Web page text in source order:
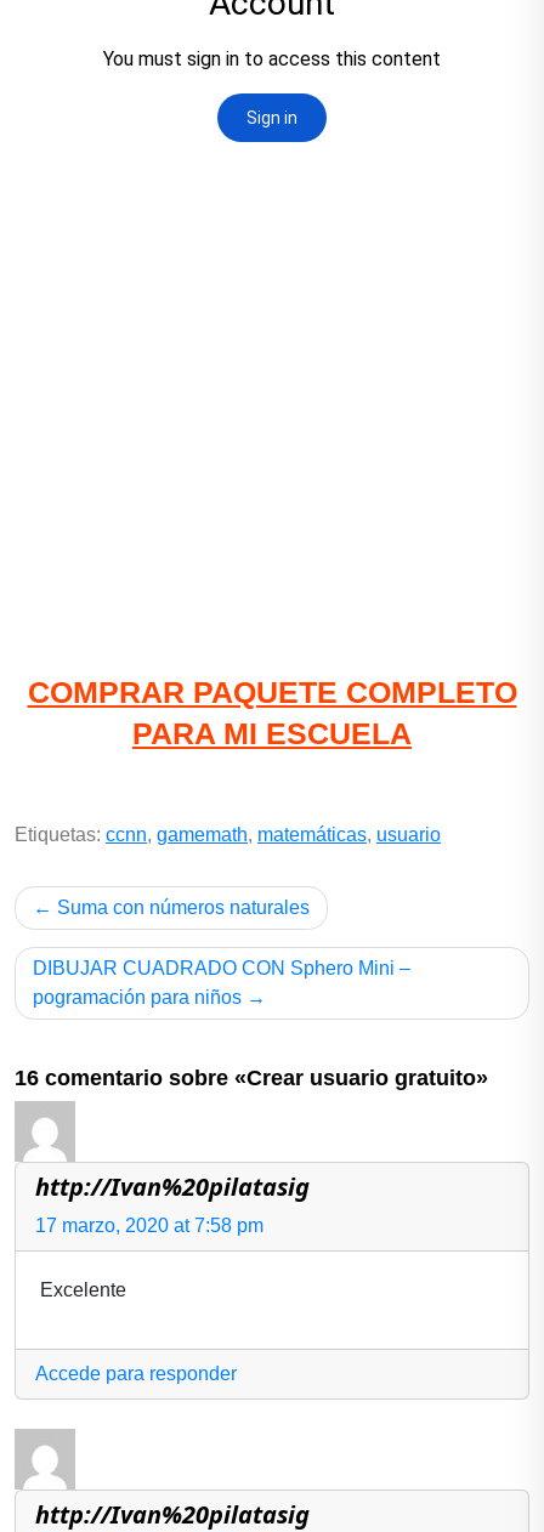
COMPRAR PAQUETE COMPLETO
PARA MI ESCUELA
Etiquetas: ccnn, gamemath, matemáticas, usuario
Suma con números naturales
DIBUJAR CUADRADO CON Sphero Mini –
pogramación para niños
16 comentario sobre «Crear usuario gratuito»
http://Ivan%20pilatasig
17 marzo, 2020 at 7:58 pm
Excelente
Accede para responder
http://Ivan%20pilatasig